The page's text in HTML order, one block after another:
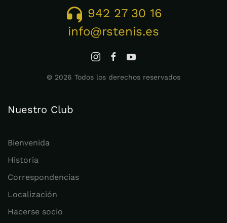
942 27 30 16
info@rstenis.es
© 2026 Todos los derechos reservados
Nuestro Club
Bienvenida
Historia
Correspondencias
Localización
Hacerse socio